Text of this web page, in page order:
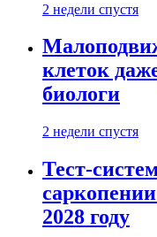
2 недели спустя
клеток
биологи
2 недели спустя
Тест-
2028 году